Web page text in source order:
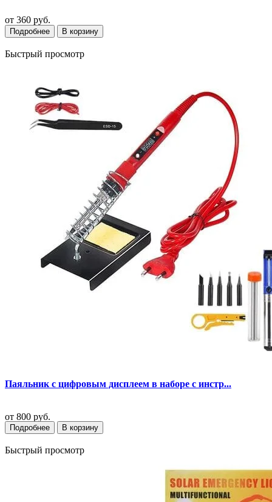
от 360 руб.
Подробнее В корзину
Быстрый просмотр
Паяльник с цифровым дисплеем в наборе с инстр...
от 800 руб.
Подробнее В корзину
Быстрый просмотр